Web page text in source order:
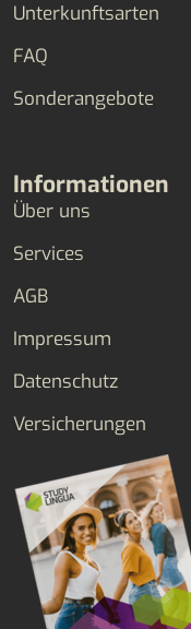
Unterkunftsarten
FAQ
Sonderangebote
Informationen
Über uns
Services
AGB
Impressum
Datenschutz
Versicherungen